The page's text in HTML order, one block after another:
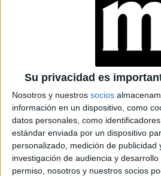
Su privacidad es
Nosotros y nuestros socios
información en un dispositivo, como
datos personales, como
estándar enviada por un dispositivo
personalizado, medición de publicidad
investigación de audiencia y desarrollo
permiso, nosotros y nuestros socios
Caras
Weekend
Look
Luz Mía Lunateen
© Perfil.com 2006-2019 - Todos
Registro de Propiedad